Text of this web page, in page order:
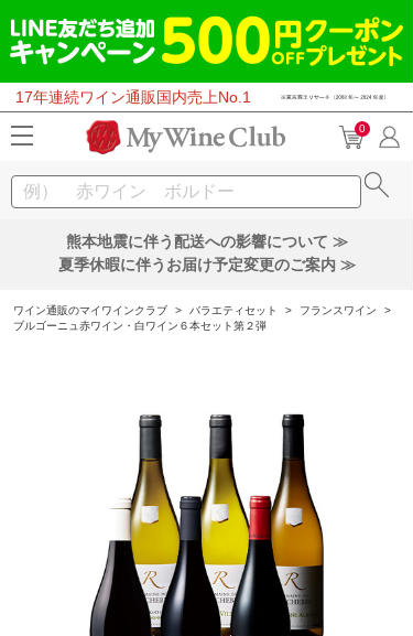
17年連続ワイン通販国内売上No.1
0
熊本地震に伴う配送への影響について ≫
夏季休暇に伴うお届け予定変更のご案内 ≫
ワイン通販のマイワインクラブ > バラエティセット > フランスワイン
>
ブルゴーニュ赤ワイン・白ワイン６本セット第２弾